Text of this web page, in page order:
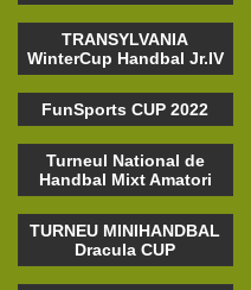
TRANSYLVANIA
WinterCup Handbal Jr.IV
FunSports CUP 2022
Turneul National de
Handbal Mixt Amatori
TURNEU MINIHANDBAL
Dracula CUP